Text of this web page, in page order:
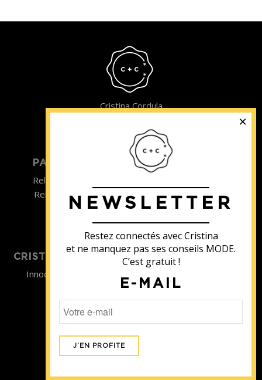
Cristina Cordula
PARTICULIER
Relooking homme
Relooking femme
ENTREPRISE
ENTREPRISE
Formations
CRISTINA SOUTIENT
Innocence en Danger
Sidaction
Contact
Newsletter
NEWSLETTER
Restez connectés avec Cristina
et ne manquez pas ses conseils MODE.
C’est gratuit !
E-MAIL